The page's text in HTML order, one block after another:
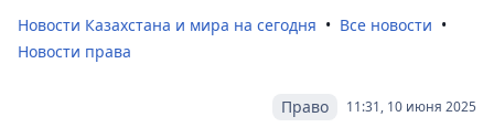
Новости Казахстана и мира на сегодня
Все новости
Новости права
11:31, 10 июня 2025
Право